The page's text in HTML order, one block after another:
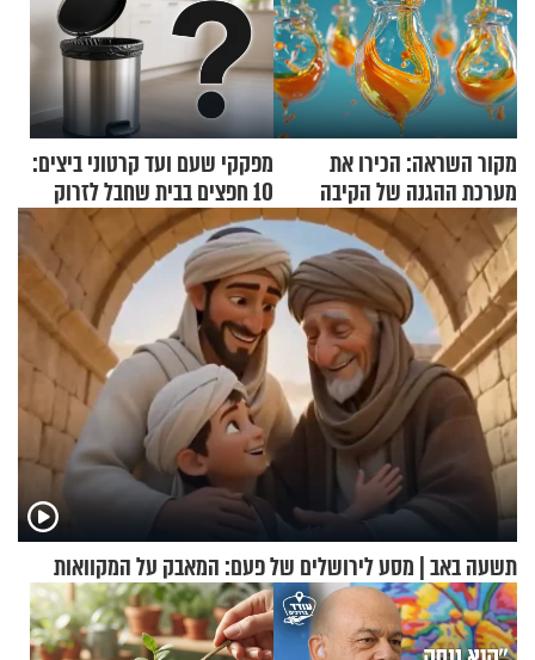
מקור השראה: הכירו את
מערכת ההגנה של הקיבה
מפקקי שעם ועד קרטוני ביצים:
10 חפצים בבית שחבל לזרוק
לפח
תשעה באב | מסע לירושלים של פעם: המאבק על המקוואות